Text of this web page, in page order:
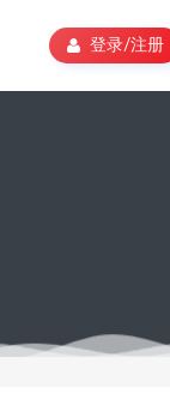
登录/注册